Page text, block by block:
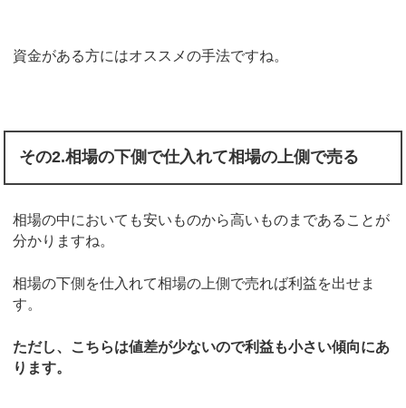
資金がある方にはオススメの手法ですね。
その2.相場の下側で仕入れて相場の上側で売る
相場の中においても安いものから高いものまであることが
分かりますね。
相場の下側を仕入れて相場の上側で売れば利益を出せま
す。
ただし、こちらは値差が少ないので利益も小さい傾向にあ
ります。